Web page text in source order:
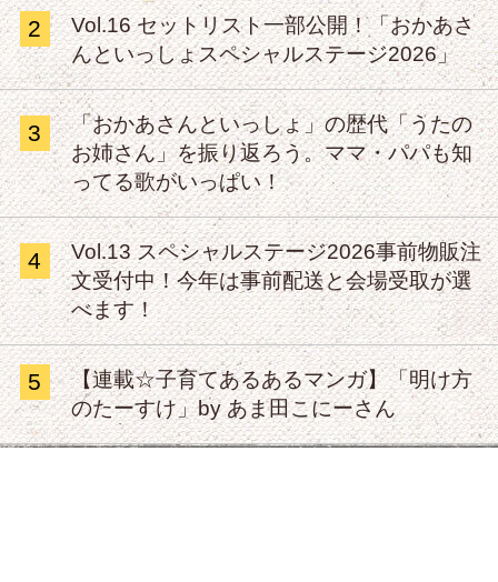
2
Vol.16 セットリスト一部公開！「おかあさ
んといっしょスペシャルステージ2026」
3
「おかあさんといっしょ」の歴代「うたの
お姉さん」を振り返ろう。ママ・パパも知
ってる歌がいっぱい！
4
Vol.13 スペシャルステージ2026事前物販注
文受付中！今年は事前配送と会場受取が選
べます！
5
【連載☆子育てあるあるマンガ】「明け方
のたーすけ」by あま田こにーさん